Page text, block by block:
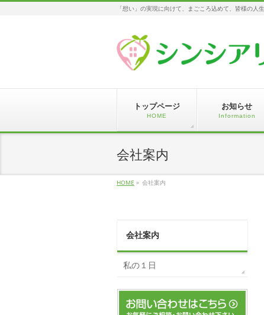
「想い」の実現に向けて、まごころ込めて、皆様の人
トップページ
HOME
お知らせ
Information
会社案内
HOME » 会社案内
会社案内
私の１日